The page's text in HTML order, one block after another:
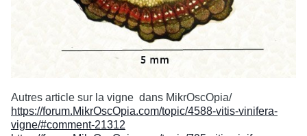
Autres article sur la vigne dans MikrOscOpia/
https://forum.MikrOscOpia.com/topic/4588-vitis-vinifera-
vigne/#comment-21312